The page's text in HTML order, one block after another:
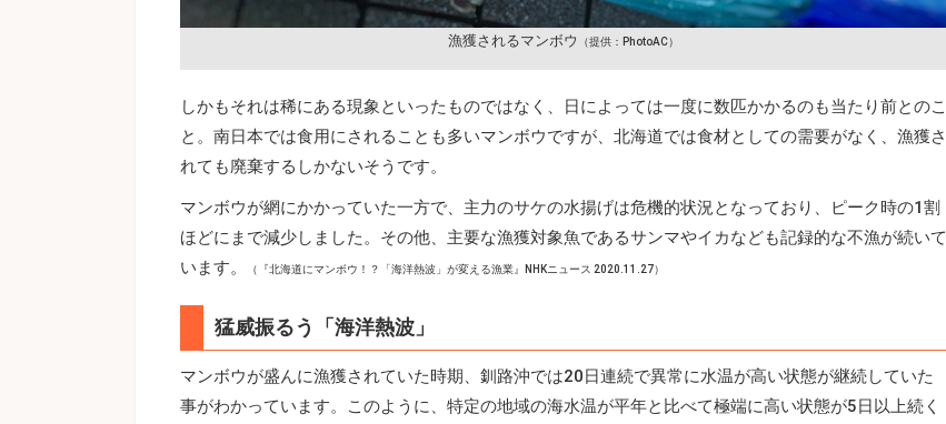
漁獲されるマンボウ （提供：PhotoAC）
しかもそれは稀にある現象といったものではなく、日によっては一度に数匹かかるのも当たり前とのこ
と。南日本では食用にされることも多いマンボウですが、北海道では食材としての需要がなく、漁獲さ
れても廃棄するしかないそうです。
マンボウが網にかかっていた一方で、主力のサケの水揚げは危機的状況となっており、ピーク時の1割
ほどにまで減少しました。その他、主要な漁獲対象魚であるサンマやイカなども記録的な不漁が続いて
います。
（『北海道にマンボウ！？「海洋熱波」が変える漁業』NHKニュース 2020.11.27）
猛威振るう「海洋熱波」
マンボウが盛んに漁獲されていた時期、釧路沖では20日連続で異常に水温が高い状態が継続していた
事がわかっています。このように、特定の地域の海水温が平年と比べて極端に高い状態が5日以上続く